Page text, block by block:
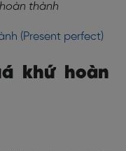
thành
(Present perfect)
khứ hoàn